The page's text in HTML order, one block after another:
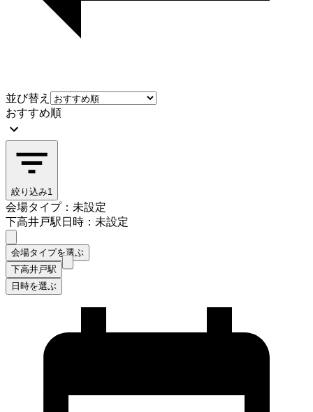
並び替え
おすすめ順
絞り込み1
会場タイプ：未設定
下高井戸駅日時：未設定
会場タイプを選ぶ
下高井戸駅
日時を選ぶ